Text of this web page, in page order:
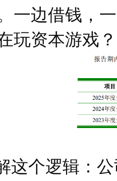
一边借钱，
玩资本游戏？
个逻辑：公